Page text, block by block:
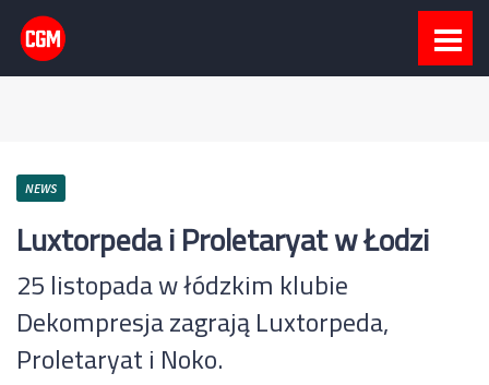
NEWS
Luxtorpeda i Proletaryat w Łodzi
25 listopada w łódzkim klubie
Dekompresja zagrają Luxtorpeda,
Proletaryat i Noko.